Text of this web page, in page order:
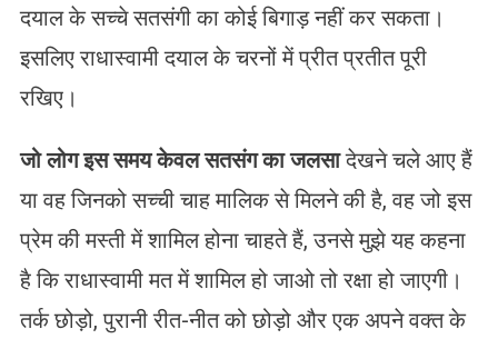
दयाल के सच्चे सतसंगी का कोई बिगाड़ नहीं कर सकता।
इसलिए राधास्वामी दयाल के चरनों में प्रीत प्रतीत पूरी
रखिए।
जो लोग इस समय केवल सतसंग का जलसादेखने चले आए हैं
या वह जिनको सच्ची चाह मालिक से मिलने की है, वह जो इस
प्रेम की मस्ती में शामिल होना चाहते हैं, उनसे मुझे यह कहना
है कि राधास्वामी मत में शामिल हो जाओ तो रक्षा हो जाएगी।
तर्क छोड़ो, पुरानी रीत-नीत को छोड़ो और एक अपने वक्त के